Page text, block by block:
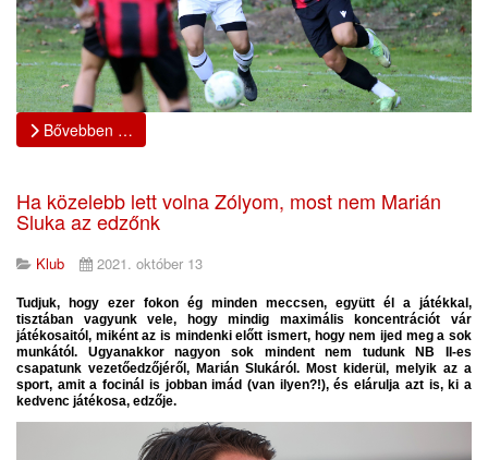
Bővebben …
Ha közelebb lett volna Zólyom, most nem Marián
Sluka az edzőnk
Klub 2021. október 13
Tudjuk, hogy ezer fokon ég minden meccsen, együtt él a játékkal,
tisztában vagyunk vele, hogy mindig maximális koncentrációt vár
játékosaitól, miként az is mindenki előtt ismert, hogy nem ijed meg a sok
munkától. Ugyanakkor nagyon sok mindent nem tudunk NB II-es
csapatunk vezetőedzőjéről, Marián Slukáról. Most kiderül, melyik az a
sport, amit a focinál is jobban imád (van ilyen?!), és elárulja azt is, ki a
kedvenc játékosa, edzője.